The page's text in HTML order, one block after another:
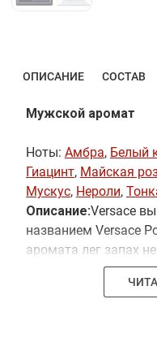
ОПИСАНИЕ СОСТАВ
Мужской аромат
Ноты: Амбра, Белый
Гиацинт, Майская
Мускус, Нероли,
Описание:Versace
названием Versace
аромата лег запах
Донателлы Версаче
ее отец. Идея